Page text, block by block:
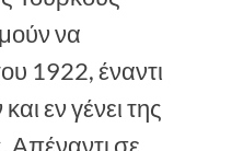
να
1922, έναντι
εν γένει της
Απέναντι σε